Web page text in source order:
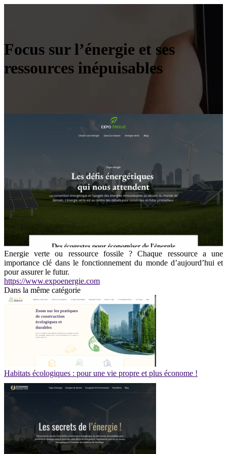
Focus sur l’énergie et ses
ressources inépuisables
Energie verte ou ressource fossile ? Chaque ressource a une
importance clé dans le fonctionnement du monde d’aujourd’hui et
pour assurer le futur.
https://www.expoenergie.com
Dans la même catégorie
Habitats écologiques : pour une vie propre et plus économe !